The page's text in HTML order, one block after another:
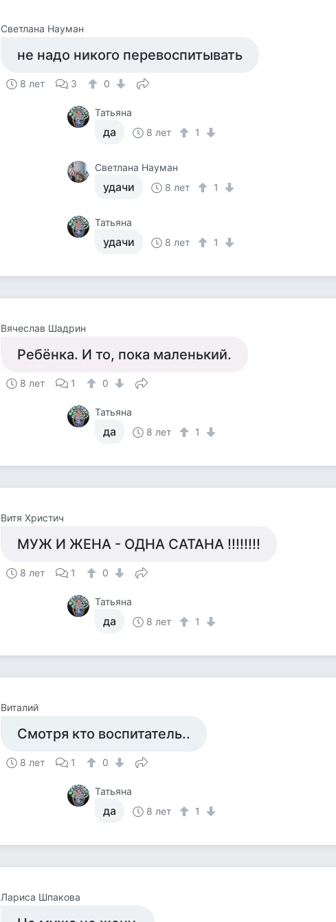
Светлана Науман
не надо никого перевоспитывать
8 лет 3 0
Татьяна
да 8 лет 1
Светлана Науман
удачи 8 лет 1
Татьяна
удачи 8 лет 1
Вячеслав Шадрин
Ребёнка. И то, пока маленький.
8 лет 1 0
Татьяна
да 8 лет 1
Витя Христич
МУЖ И ЖЕНА - ОДНА САТАНА !!!!!!!!
8 лет 1 0
Татьяна
да 8 лет 1
Виталий
Смотря кто воспитатель..
8 лет 1 0
Татьяна
да 8 лет 1
Лариса Шпакова